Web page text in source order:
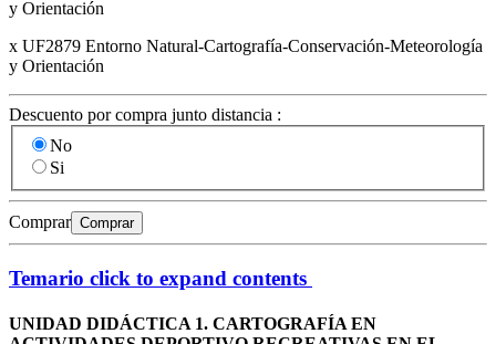
y Orientación
x UF2879 Entorno Natural-Cartografía-Conservación-Meteorología
y Orientación
Descuento por compra junto distancia :
No
Si
Comprar Comprar
Temario click to expand contents
UNIDAD DIDÁCTICA 1. CARTOGRAFÍA EN